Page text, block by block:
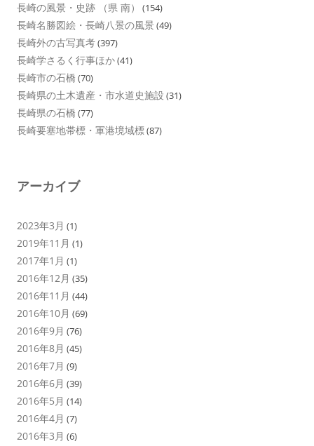
長崎の風景・史跡 （県 南） (154)
長崎名勝図絵・長崎八景の風景 (49)
長崎外の古写真考(397)
長崎学さるく行事ほか(41)
長崎市の石橋 (70)
長崎県の土木遺産・市水道史施設 (31)
長崎県の石橋 (77)
長崎要塞地帯標・軍港境域標(87)
アーカイブ
2023年3月 (1)
2019年11月 (1)
2017年1月 (1)
2016年12月 (35)
2016年11月 (44)
2016年10月 (69)
2016年9月 (76)
2016年8月 (45)
2016年7月 (9)
2016年6月 (39)
2016年5月 (14)
2016年4月 (7)
2016年3月 (6)